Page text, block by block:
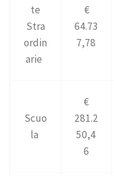
te
Stra
ordin
arie
€
64.73
7,78
Scuo
la
€
281.2
50,4
6